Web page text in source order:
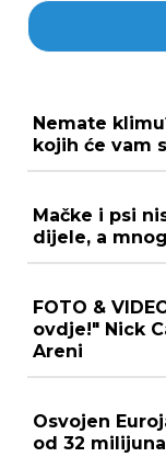
Nemate
kojih će vam
Mačke i psi
dijele, a
FOTO &
ovdje!" Nick
Areni
Osvojen
od 32